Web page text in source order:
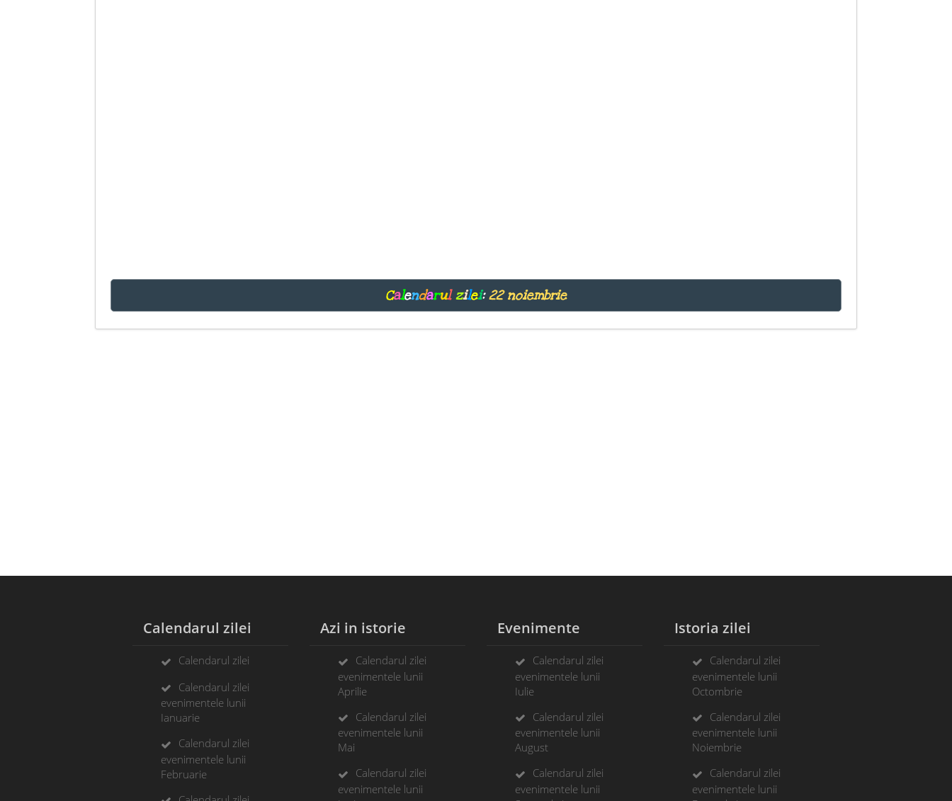
Calendarul zilei: 22 noiembrie
Calendarul zilei
Calendarul zilei
Calendarul zilei
evenimentele lunii
Ianuarie
Calendarul zilei
evenimentele lunii
Februarie
Azi in istorie
Calendarul zilei
evenimentele lunii
Aprilie
Calendarul zilei
evenimentele lunii
Mai
Calendarul zilei
evenimentele lunii
Evenimente
Calendarul zilei
evenimentele lunii
Iulie
Calendarul zilei
evenimentele lunii
August
Calendarul zilei
evenimentele lunii
Istoria zilei
Calendarul zilei
evenimentele lunii
Octombrie
Calendarul zilei
evenimentele lunii
Noiembrie
Calendarul zilei
evenimentele lunii